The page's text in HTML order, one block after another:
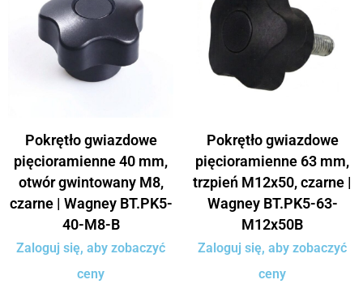
Pokrętło gwiazdowe
pięcioramienne 40 mm,
otwór gwintowany M8,
czarne | Wagney BT.PK5-
40-M8-B
Zaloguj się, aby zobaczyć
ceny
Pokrętło gwiazdowe
pięcioramienne 63 mm,
trzpień M12x50, czarne |
Wagney BT.PK5-63-
M12x50B
Zaloguj się, aby zobaczyć
ceny